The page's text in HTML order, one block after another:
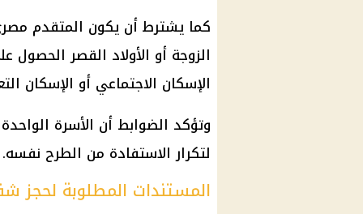
كما يشترط أن يكون المتقدم
الزوجة أو الأولاد القصر
الإسكان الاجتماعي أو الإسكان
وتؤكد الضوابط أن الأسرة
لتكرار الاستفادة من الطرح نفسه.
المستندات المطلوبة لحجز